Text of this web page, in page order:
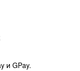
и GPay.